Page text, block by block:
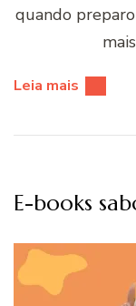
quando
Leia mais
E-books